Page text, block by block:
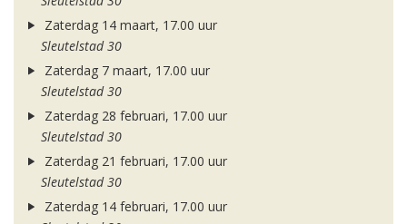
Zaterdag 14 maart, 17.00 uur
Sleutelstad 30
Zaterdag 7 maart, 17.00 uur
Sleutelstad 30
Zaterdag 28 februari, 17.00 uur
Sleutelstad 30
Zaterdag 21 februari, 17.00 uur
Sleutelstad 30
Zaterdag 14 februari, 17.00 uur